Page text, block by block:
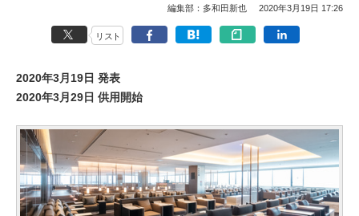
編集部：多和田新也 2020年3月19日 17:26
リスト
2020年3月19日 発表
2020年3月29日 供用開始